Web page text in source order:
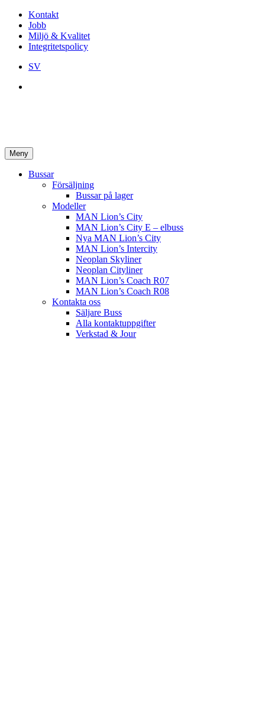
Kontakt
Jobb
Miljö & Kvalitet
Integritetspolicy
SV
Meny
Bussar
Försäljning
Bussar på lager
Modeller
MAN Lion’s City
MAN Lion’s City E – elbuss
Nya MAN Lion’s City
MAN Lion’s Intercity
Neoplan Skyliner
Neoplan Cityliner
MAN Lion’s Coach R07
MAN Lion’s Coach R08
Kontakta oss
Säljare Buss
Alla kontaktuppgifter
Verkstad & Jour